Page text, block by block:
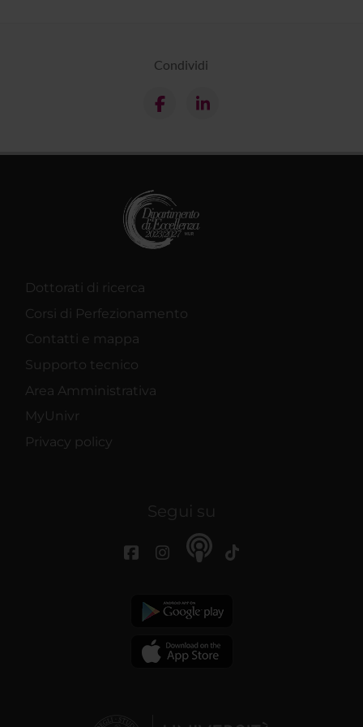
Condividi
Dottorati di ricerca
Corsi di Perfezionamento
Contatti e mappa
Supporto tecnico
Area Amministrativa
MyUnivr
Privacy policy
Segui su